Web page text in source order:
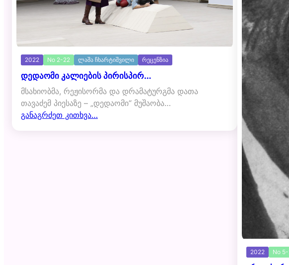
2022 No 2-22 ლაშა ჩხარტიშვილი რეცენზია
დედაომი კალიების პირისპირ…
მსახიობმა, რეჟისორმა და დრამატურგმა დათა
თავაძემ პიესაზე – „დედაომი“ მუშაობა…
განაგრძეთ კითხვა…
2022 No